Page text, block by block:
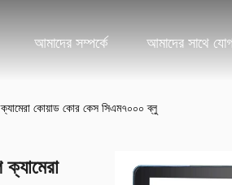
আমাদের সম্পর্কে আমাদের সাথে
কোয়াড কোর কেস সিএম৭০০০ ব্লু